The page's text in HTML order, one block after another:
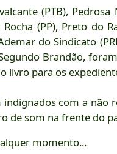
(PTB),
(PP), Preto do
do Sindicato
Brandão,
livro para os
com a não
de som na frente do
momento...